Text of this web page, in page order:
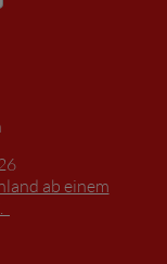
ab einem